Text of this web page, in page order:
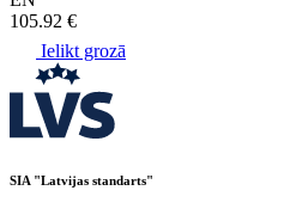
105.92 €
Ielikt grozā
SIA "Latvijas standarts"